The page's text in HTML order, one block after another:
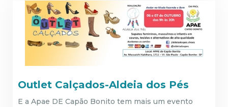
Outlet Calçados-Aldeia dos Pés
E a Apae DE Capão Bonito tem mais um evento